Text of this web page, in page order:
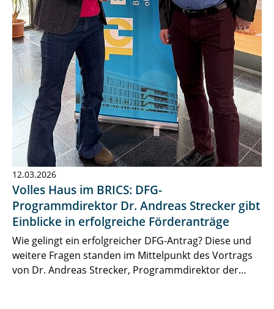
12.03.2026
Volles Haus im BRICS: DFG-
Programmdirektor Dr. Andreas Strecker gibt
Einblicke in erfolgreiche Förderanträge
Wie gelingt ein erfolgreicher DFG-Antrag? Diese und
weitere Fragen standen im Mittelpunkt des Vortrags
von Dr. Andreas Strecker, Programmdirektor der…